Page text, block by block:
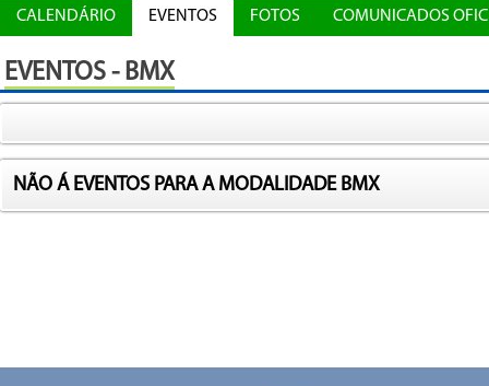
CALENDÁRIO EVENTOS FOTOS COMUNICADOS
EVENTOS - BMX
NÃO Á EVENTOS PARA A MODALIDADE BMX